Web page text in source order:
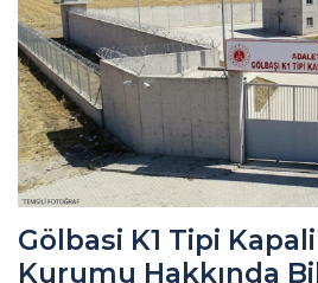
Gölbasi K1 Tipi
Kurumu Hakkında